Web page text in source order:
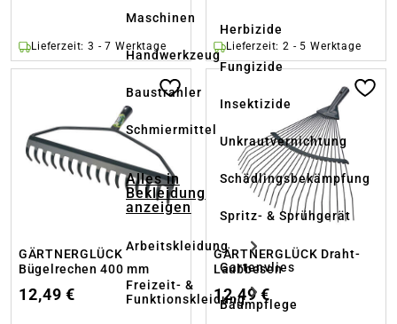
Maschinen
Handwerkzeug
Baustrahler
Schmiermittel
Alles in
Bekleidung
anzeigen
Arbeitskleidung
Freizeit- &
Funktionskleidung
Herbizide
Fungizide
Insektizide
Unkrautvernichtung
Schädlingsbekämpfung
Spritz- & Sprühgerät
Gartenvlies
Baumpflege
Lieferzeit: 3 - 7 Werktage Lieferzeit: 2 - 5 Werktage
GÄRTNERGLÜCK
Bügelrechen 400 mm
12,49 €
GÄRTNERGLÜCK Draht-
Laubbesen
12,49 €